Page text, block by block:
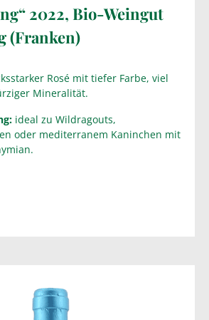
2022, Bio-Weingut
(Franken)
Rosé mit tiefer Farbe, viel
Mineralität.
ideal zu Wildragouts,
oder mediterranem Kaninchen mit